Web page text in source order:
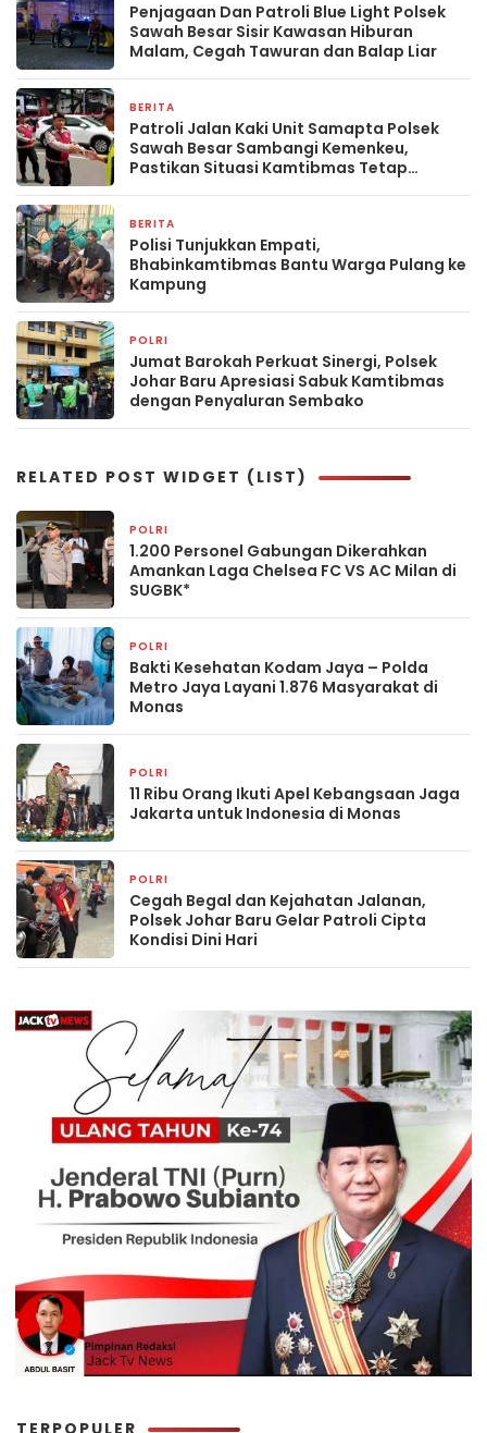
Penjagaan Dan Patroli Blue Light Polsek
Sawah Besar Sisir Kawasan Hiburan
Malam, Cegah Tawuran dan Balap Liar
BERITA
Patroli Jalan Kaki Unit Samapta Polsek
Sawah Besar Sambangi Kemenkeu,
Pastikan Situasi Kamtibmas Tetap
BERITA
Polisi Tunjukkan Empati,
Bhabinkamtibmas Bantu Warga Pulang ke
Kampung
POLRI
Jumat Barokah Perkuat Sinergi, Polsek
Johar Baru Apresiasi Sabuk Kamtibmas
dengan Penyaluran Sembako
RELATED POST WIDGET (LIST)
POLRI
1.200 Personel Gabungan Dikerahkan
Amankan Laga Chelsea FC VS AC Milan di
SUGBK*
POLRI
Bakti Kesehatan Kodam Jaya – Polda
Metro Jaya Layani 1.876 Masyarakat di
Monas
POLRI
11 Ribu Orang Ikuti Apel Kebangsaan Jaga
Jakarta untuk Indonesia di Monas
POLRI
Cegah Begal dan Kejahatan Jalanan,
Polsek Johar Baru Gelar Patroli Cipta
Kondisi Dini Hari